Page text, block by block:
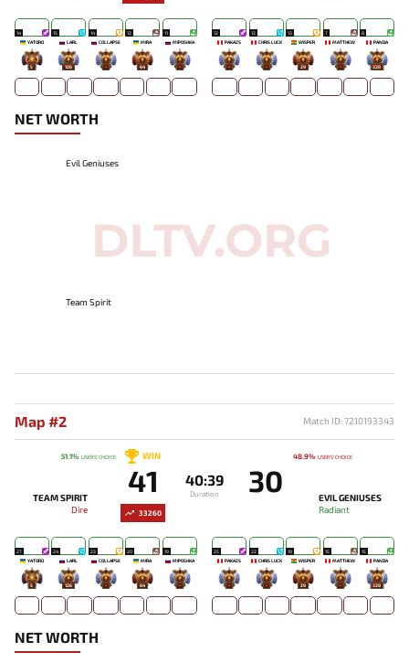
14
YATORO
5
15
LARL
126
14
COLLAPSE
-
12
MIRA
64
11
MIPOSHKA
-
12
PAKAZS
-
12
CHRIS LUCK
-
13
WISPER
29
7
MATTHEW
-
8
PANDA
328
NET WORTH
Evil Geniuses
Team Spirit
Map #2 Match ID: 7210193343
51.1% USERS' CHOICE
33260
TEAM SPIRIT
Dire
WIN
41 40:39
Duration 30
EVIL GENIUSES
Radiant
48.9% USERS' CHOICE
27
YATORO
5
24
LARL
126
23
COLLAPSE
-
20
MIRA
64
19
MIPOSHKA
-
25
PAKAZS
-
22
CHRIS LUCK
-
19
WISPER
29
15
MATTHEW
-
15
PANDA
328
NET WORTH